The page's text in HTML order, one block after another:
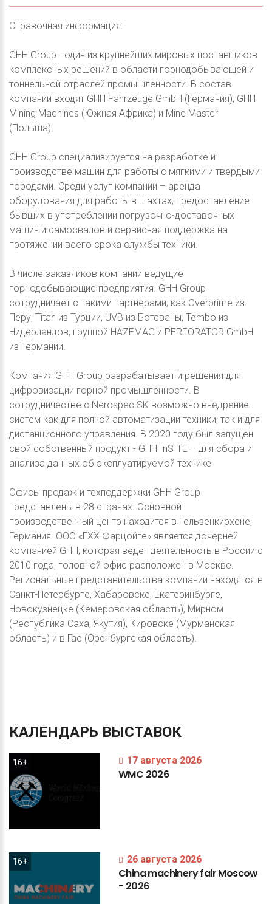
Справочная информация:
GHH Group - один из крупнейших мировых поставщиков
комплексных решений в области горнодобывающей и
тоннельной отраслей промышленности. В состав
компании входят GHH Fahrzeuge GmbH (Германия), GHH
Mining Machines (Южная Африка) и Mine Master
(Польша).
GHH Group специализируется на разработке и
производстве машин для работы с мягкими и твердыми
породами. Среди услуг компании – аренда
оборудования для работы в шахтах, предоставление
бывших в употреблении погрузочно-доставочных
машин и самосвалов и сервисная поддержка на
протяжении всего срока службы техники.
В числе заказчиков компании ведущие
горнодобывающие предприятия. GHH Group
сотрудничает с такими партнерами, как Overprime из
Перу, Titan из Турции, UVB из Ботсваны, Tembo из
Нидерландов, группой HAZEMAG и PERFORATOR GmbH
из Германии.
Компания GHH Group разрабатывает и решения для
цифровизации горной промышленности. В
сотрудничестве с Nerospec SK возможно внедрение
систем как для полной автоматизации техники, так и для
дистанционного управления. В 2020 году был запущен
свой собственный продукт - GHH InSITE – для сбора и
анализа данных об эксплуатируемой технике.
Офисы продаж и техподдержки GHH Group
представлены в 28 странах. Основной
производственный центр находится в Гельзенкирхене,
Германия. ООО «ГХХ Фарцойге» является дочерней
компанией GHH, которая ведет деятельность в России с
2010 года, головной офис расположен в Москве.
Региональные представительства компании находятся в
Санкт-Петербурге, Хабаровске, Екатеринбурге,
Новокузнецке (Кемеровская область), Мирном
(Республика Саха, Якутия), Кировске (Мурманская
область) и в Гае (Оренбургская область).
КАЛЕНДАРЬ ВЫСТАВОК
16+ 17 августа 2026
WMC 2026
16+ 26 августа 2026
ChinamachineryfairMoscow
- 2026